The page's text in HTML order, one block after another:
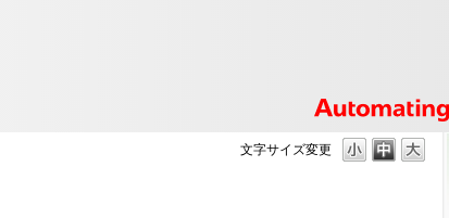
文字サイズ変更